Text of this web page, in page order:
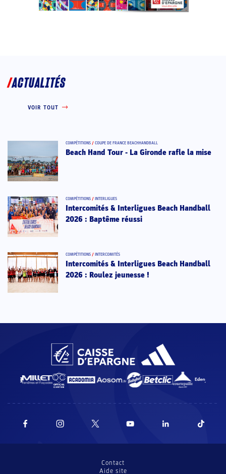
ACTUALITÉS
VOIR TOUT
COMPÉTITIONS / COUPE DE FRANCE BEACHHANDBALL
Beach Hand Tour - La Gironde rafle la mise
COMPÉTITIONS / INTERLIGUES
Intercomités & Interligues Beach Handball
2026 : Baptême réussi
COMPÉTITIONS / INTERCOMITÉS
Intercomités & Interligues Beach Handball
2026 : Roulez jeunesse !
Contact
Aide site